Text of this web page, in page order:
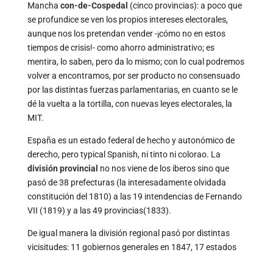
Mancha con-de-Cospedal (cinco provincias): a poco que
se profundice se ven los propios intereses electorales,
aunque nos los pretendan vender -¡cómo no en estos
tiempos de crisis!- como ahorro administrativo; es
mentira, lo saben, pero da lo mismo; con lo cual podremos
volver a encontramos, por ser producto no consensuado
por las distintas fuerzas parlamentarias, en cuanto se le
dé la vuelta a la tortilla, con nuevas leyes electorales, la
MIT.
España es un estado federal de hecho y autonómico de
derecho, pero typical Spanish, ni tinto ni colorao. La
división provincial no nos viene de los iberos sino que
pasó de 38 prefecturas (la interesadamente olvidada
constitución del 1810) a las 19 intendencias de Fernando
VII (1819) y a las 49 provincias(1833).
De igual manera la división regional pasó por distintas
vicisitudes: 11 gobiernos generales en 1847, 17 estados